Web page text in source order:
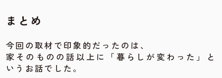
まとめ
今回の取材で印象的だったのは、
家そのものの話以上に「暮らしが変わった」と
いうお話でした。